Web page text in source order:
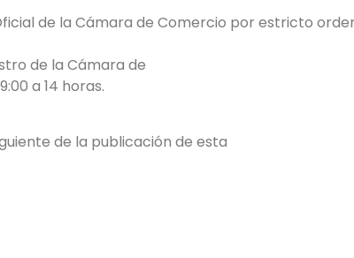
de la Cámara de Comercio por estricto
de la Cámara de
a 14 horas.
de la publicación de esta